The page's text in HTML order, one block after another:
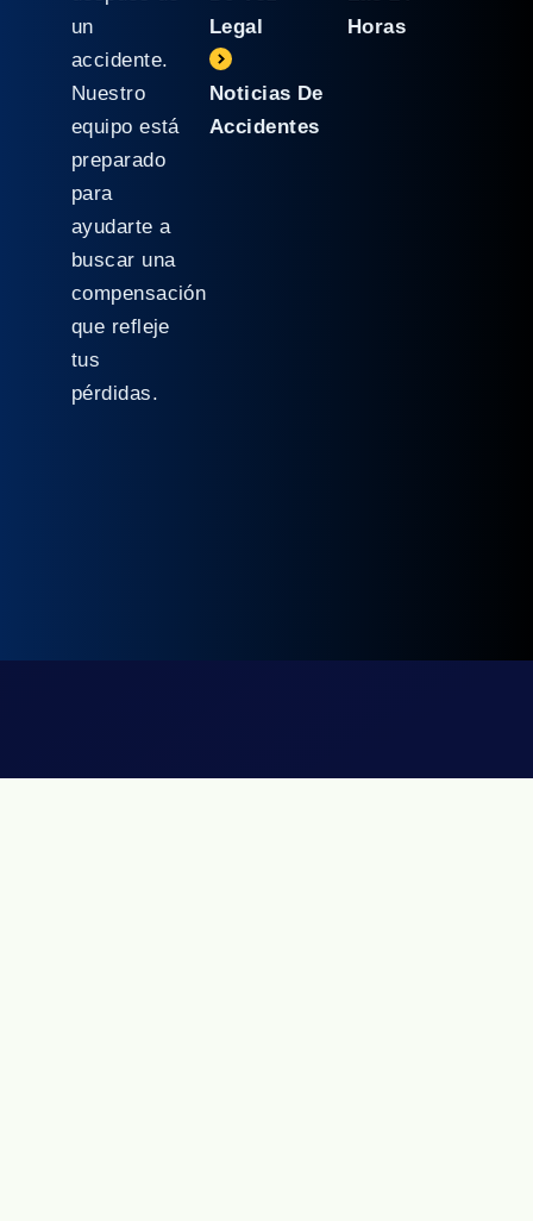
un
accidente.
Nuestro
equipo está
preparado
para
ayudarte a
buscar una
compensación
que refleje
tus
pérdidas.
Legal
Noticias De
Accidentes
Horas